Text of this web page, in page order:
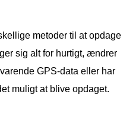
metoder til at opdage
sig alt for hurtigt, ændrer
GPS-data eller har
muligt at blive opdaget.